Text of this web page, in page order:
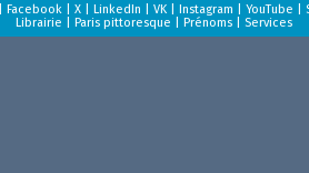
Facebook| X| LinkedIn VK| Instagram YouTube
Librairie
Paris pittoresque Prénoms| Services